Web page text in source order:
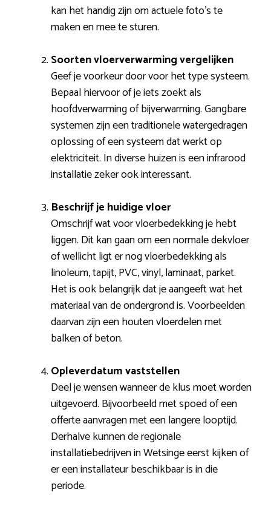
kan het handig zijn om actuele foto’s te
maken en mee te sturen.
Soorten vloerverwarming vergelijken
Geef je voorkeur door voor het type systeem.
Bepaal hiervoor of je iets zoekt als
hoofdverwarming of bijverwarming. Gangbare
systemen zijn een traditionele watergedragen
oplossing of een systeem dat werkt op
elektriciteit. In diverse huizen is een infrarood
installatie zeker ook interessant.
Beschrijf je huidige vloer
Omschrijf wat voor vloerbedekking je hebt
liggen. Dit kan gaan om een normale dekvloer
of wellicht ligt er nog vloerbedekking als
linoleum, tapijt, PVC, vinyl, laminaat, parket.
Het is ook belangrijk dat je aangeeft wat het
materiaal van de ondergrond is. Voorbeelden
daarvan zijn een houten vloerdelen met
balken of beton.
Opleverdatum vaststellen
Deel je wensen wanneer de klus moet worden
uitgevoerd. Bijvoorbeeld met spoed of een
offerte aanvragen met een langere looptijd.
Derhalve kunnen de regionale
installatiebedrijven in Wetsinge eerst kijken of
er een installateur beschikbaar is in die
periode.